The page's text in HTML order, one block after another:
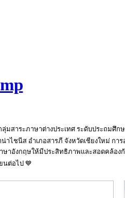
าระภาษาต่างประเทศ ระดับประถมศึกษ
ชนีส อำเภอสารภี จังหวัดเชียงใหม่ กา
ษาอังกฤษให้มีประสิทธิภาพและสอดค
นต่อไป 💙